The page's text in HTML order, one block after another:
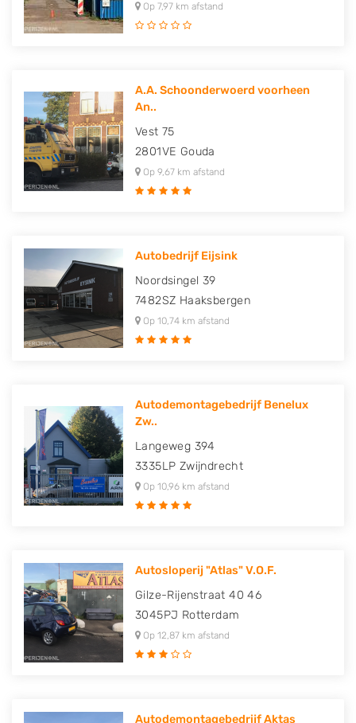
Op 7,97 km afstand
A.A. Schoonderwoerd voorheen
An..
Vest 75
2801VE Gouda
Op 9,67 km afstand
Autobedrijf Eijsink
Noordsingel 39
7482SZ Haaksbergen
Op 10,74 km afstand
Autodemontagebedrijf Benelux
Zw..
Langeweg 394
3335LP Zwijndrecht
Op 10,96 km afstand
Autosloperij "Atlas" V.O.F.
Gilze-Rijenstraat 40 46
3045PJ Rotterdam
Op 12,87 km afstand
Autodemontagebedrijf Aktas